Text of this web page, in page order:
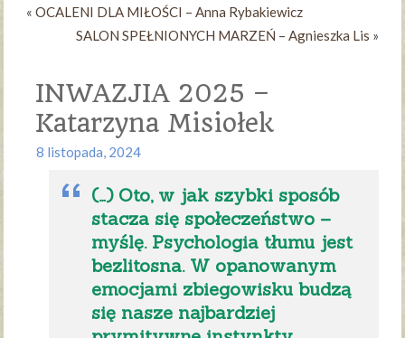
«OCALENI DLA MIŁOŚCI – Anna Rybakiewicz
SALON SPEŁNIONYCH MARZEŃ – Agnieszka Lis »
INWAZJIA 2025 –
Katarzyna Misiołek
8 listopada, 2024
(…) Oto, w jak szybki sposób
stacza się społeczeństwo –
myślę. Psychologia tłumu jest
bezlitosna. W opanowanym
emocjami zbiegowisku budzą
się nasze najbardziej